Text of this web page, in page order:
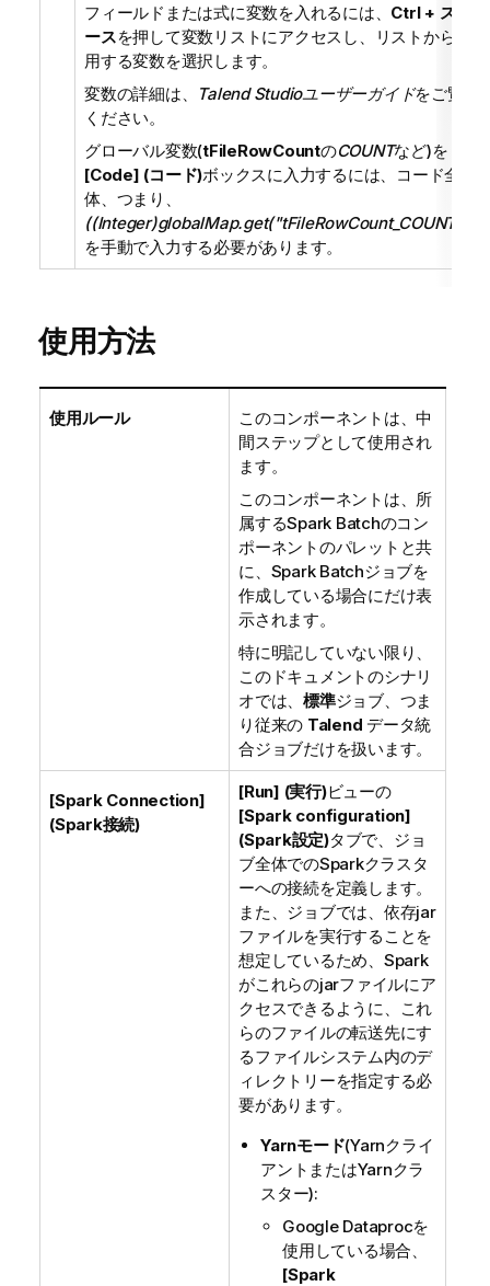
フィールドまたは式に変数を入れるには、 Ctrl + スペ
ースを押して変数リストにアクセスし、リストから使
用する変数を選択します。
変数の詳細は、
Talend Studioユーザーガイドをご覧
ください。
グローバル変数(tFileRowCountのCOUNTなど)を
[Code] (コード)ボックスに入力するには、コード全
体、つまり、
((Integer)globalMap.get("tFileRowCount_COUNT"))
を手動で入力する必要があります。
使用方法
使用ルール
このコンポーネントは、中
間ステップとして使用され
ます。
このコンポーネントは、所
属するSpark Batchのコン
ポーネントのパレットと共
に、Spark Batchジョブを
作成している場合にだけ表
示されます。
特に明記していない限り、
このドキュメントのシナリ
オでは、 標準ジョブ、つま
り従来の Talend データ統
合ジョブだけを扱います。
[Spark Connection]
(Spark接続)
[Run] (実行)ビューの
[Spark configuration]
(Spark設定)タブで、ジョ
ブ全体でのSparkクラスタ
ーへの接続を定義します。
また、ジョブでは、依存jar
ファイルを実行することを
想定しているため、Spark
がこれらのjarファイルにア
クセスできるように、これ
らのファイルの転送先にす
るファイルシステム内のデ
ィレクトリーを指定する必
要があります。
Yarnモード(Yarnクライ
アントまたはYarnクラ
スター):
Google Dataprocを
使用している場合、
[Spark